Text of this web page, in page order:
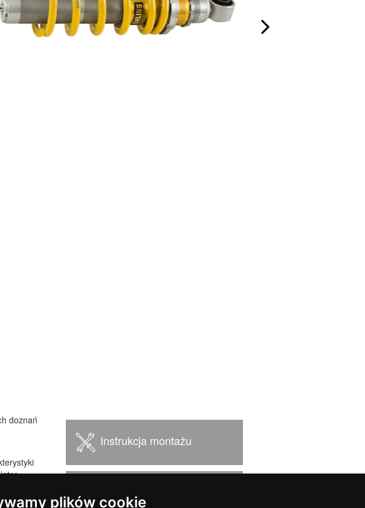
plików cookie
doznań
oraz
Instrukcja montażu
Podręcznik użytkownika